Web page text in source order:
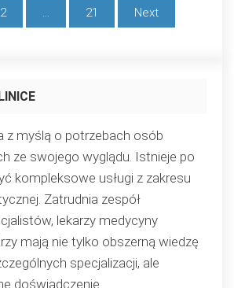
2 … 21 Next
z myślą o potrzebach osób
ze swojego wyglądu. Istnieje po
kompleksowe usługi z zakresu
Zatrudnia zespół
lekarzy medycyny
mają nie tylko obszerną wiedzę
specjalizacji, ale
doświadczenie.